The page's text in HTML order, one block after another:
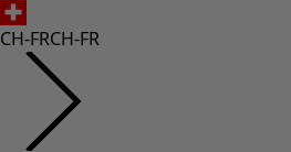
CH-FRCH-FR